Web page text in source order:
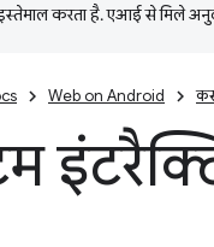
करता है. एआई से मिले
Web on Android